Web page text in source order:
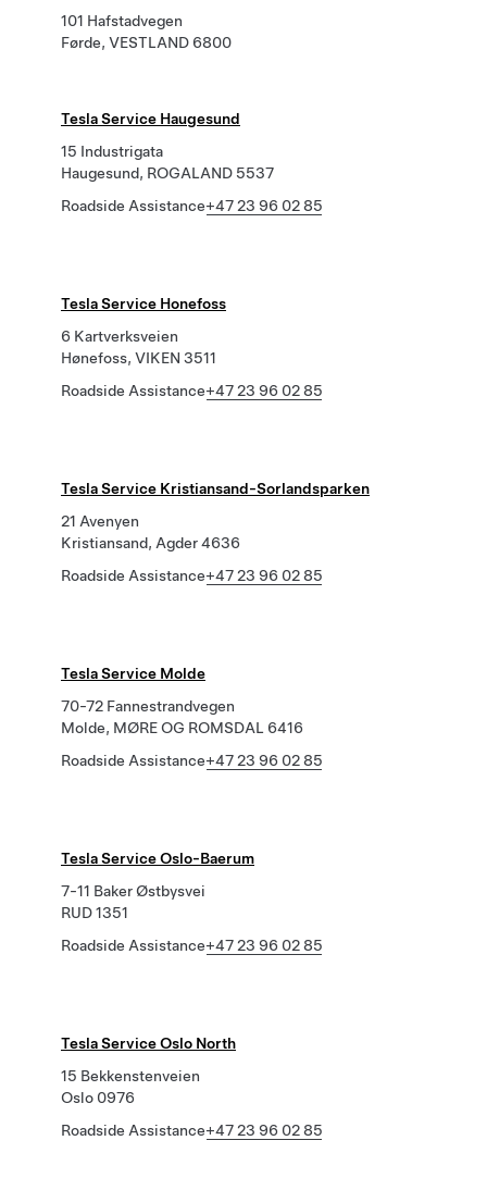
101 Hafstadvegen
Førde, VESTLAND 6800
Tesla Service Haugesund
15 Industrigata
Haugesund, ROGALAND 5537
Roadside Assistance+47 23 96 02 85
Tesla Service Honefoss
6 Kartverksveien
Hønefoss, VIKEN 3511
Roadside Assistance+47 23 96 02 85
Tesla Service Kristiansand-Sorlandsparken
21 Avenyen
Kristiansand, Agder 4636
Roadside Assistance+47 23 96 02 85
Tesla Service Molde
70-72 Fannestrandvegen
Molde, MØRE OG ROMSDAL 6416
Roadside Assistance+47 23 96 02 85
Tesla Service Oslo-Baerum
7-11 Baker Østbysvei
RUD 1351
Roadside Assistance+47 23 96 02 85
Tesla Service Oslo North
15 Bekkenstenveien
Oslo 0976
Roadside Assistance+47 23 96 02 85